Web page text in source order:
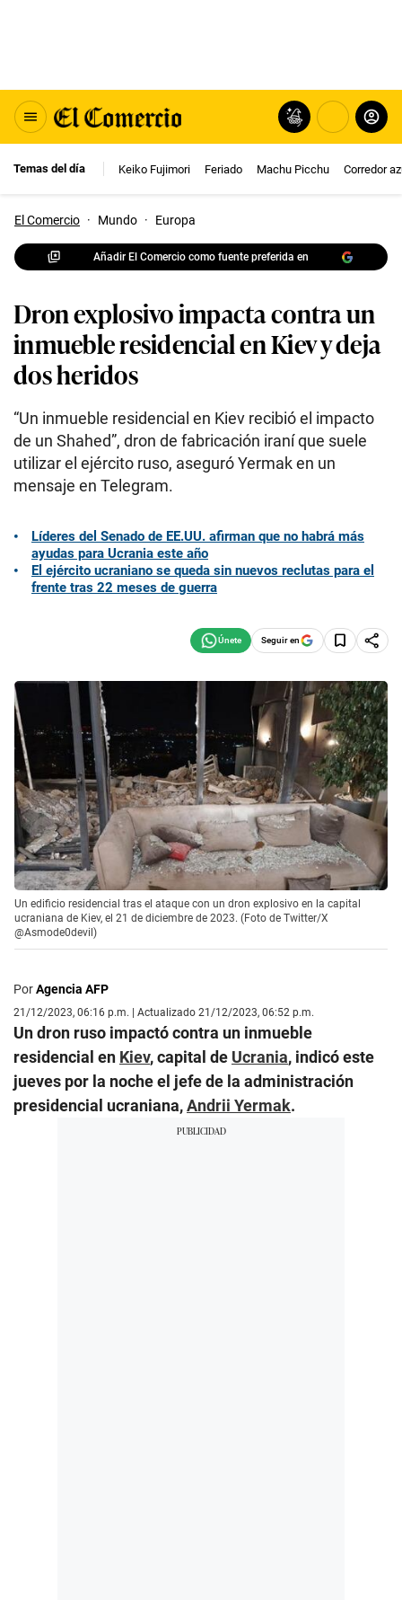
Temas del día Keiko Fujimori Feriado Machu Picchu Corredor
El Comercio · Mundo · Europa
Añadir El Comercio como fuente preferida en
Dron explosivo impacta contra un
inmueble residencial en Kiev y deja
dos heridos
“Un inmueble residencial en Kiev recibió el impacto
de un Shahed”, dron de fabricación iraní que suele
utilizar el ejército ruso, aseguró Yermak en un
mensaje en Telegram.
Líderes del Senado de EE.UU. afirman que no habrá más
ayudas para Ucrania este año
El ejército ucraniano se queda sin nuevos reclutas para el
frente tras 22 meses de guerra
Seguir en
Un edificio residencial tras el ataque con un dron explosivo en la capital
ucraniana de Kiev, el 21 de diciembre de 2023. (Foto de Twitter/X
@Asmode0devil)
PorAgencia AFP
21/12/2023, 06:16 p.m. | Actualizado 21/12/2023, 06:52 p.m.
Un dron ruso impactó contra un inmueble
residencial en Kiev, capital de Ucrania, indicó este
jueves por la noche el jefe de la administración
presidencial ucraniana,Andrii Yermak.